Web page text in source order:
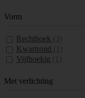
Vorm
Rechthoek
Kwartrond
Vijfhoekig
Met verlichting